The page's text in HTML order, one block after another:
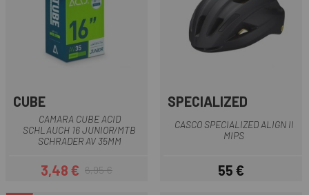
CUBE
CAMARA CUBE ACID
SCHLAUCH 16 JUNIOR/MTB
SCHRADER AV 35MM
Prezzo
3,48 €Prezzo base
6,95 €
SPECIALIZED
CASCO SPECIALIZED ALIGN II
MIPS
Prezzo
55 €